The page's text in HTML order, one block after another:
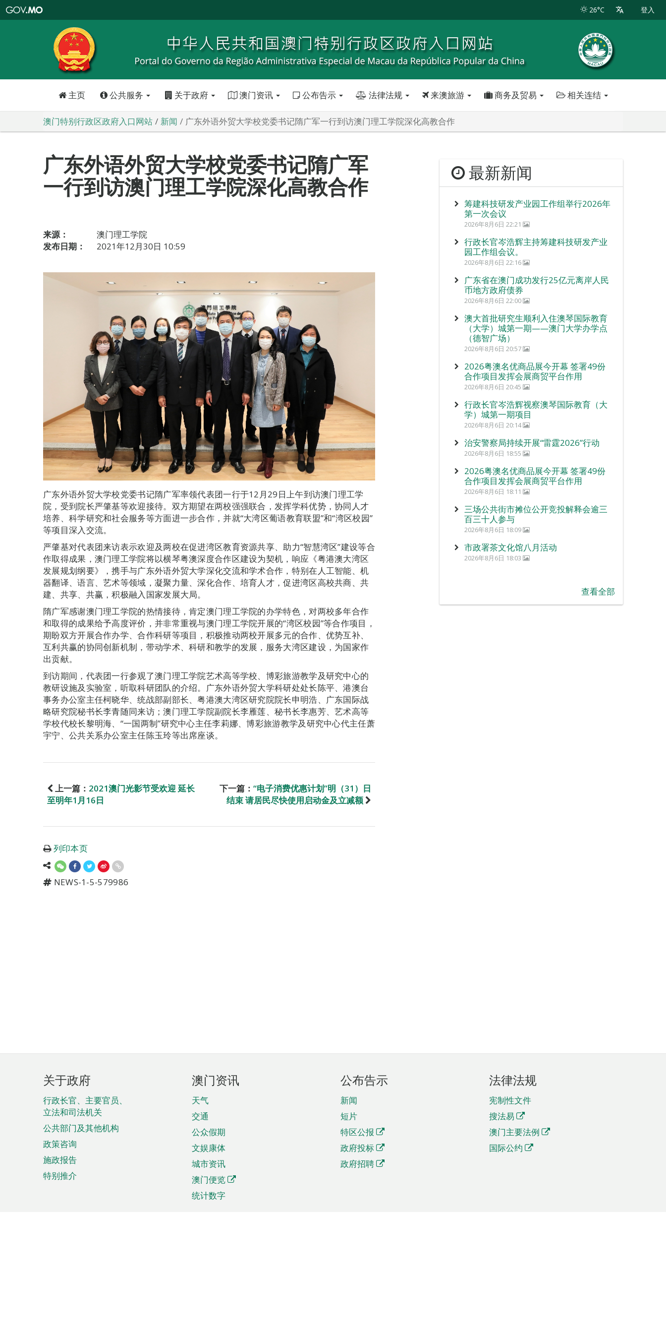
特
政
区
政
口
26°C 登入
主页 公共服务 关于政府 澳门资讯 公布告示 法律法规 来澳旅游 商务及贸易 相关连结
澳门特别行政区政府入口网站 新闻 广东外语外贸大学校党委书记隋广军一行到访澳门理工学院深化高教合作
广东外语外贸大学校党委书记隋广军
一行到访澳门理工学院深化高教合作
来源：
澳门理工学院
发布日期：
2021年12月30日 10:59
广东外语外贸大学校党委书记隋广军率领代表团一行于12月29日上午到访澳门理工学
院，受到院长严肇基等欢迎接待。双方期望在两校强强联合，发挥学科优势，协同人才
培养、科学研究和社会服务等方面进一步合作，并就“大湾区葡语教育联盟”和“湾区校园”
等项目深入交流。
严肇基对代表团来访表示欢迎及两校在促进湾区教育资源共享、助力“智慧湾区”建设等合
作取得成果，澳门理工学院将以横琴粤澳深度合作区建设为契机，响应《粤港澳大湾区
发展规划纲要》，携手与广东外语外贸大学深化交流和学术合作，特别在人工智能、机
器翻译、语言、艺术等领域，凝聚力量、深化合作、培育人才，促进湾区高校共商、共
建、共享、共赢，积极融入国家发展大局。
隋广军感谢澳门理工学院的热情接待，肯定澳门理工学院的办学特色，对两校多年合作
和取得的成果给予高度评价，并非常重视与澳门理工学院开展的“湾区校园”等合作项目，
期盼双方开展合作办学、合作科研等项目，积极推动两校开展多元的合作、优势互补、
互利共赢的协同创新机制，带动学术、科研和教学的发展，服务大湾区建设，为国家作
出贡献。
到访期间，代表团一行参观了澳门理工学院艺术高等学校、博彩旅游教学及研究中心的
教研设施及实验室，听取科研团队的介绍。广东外语外贸大学科研处处长陈平、港澳台
事务办公室主任柯晓华、统战部副部长、粤港澳大湾区研究院院长申明浩、广东国际战
略研究院秘书长李青随同来访；澳门理工学院副院长李雁莲、秘书长李惠芳、艺术高等
学校代校长黎明海、“一国两制”研究中心主任李莉娜、博彩旅游教学及研究中心代主任萧
宇宁、公共关系办公室主任陈玉玲等出席座谈。
上一篇： 2021澳门光影节受欢迎 延长
至明年1月16日
下一篇： “电子消费优惠计划”明（31）日
结束 请居民尽快使用启动金及立减额
列印本页
NEWS-1-5-579986
最新新闻
筹建科技研发产业园工作组举行2026年
第一次会议
2026年8月6日 22:21
行政长官岑浩辉主持筹建科技研发产业
园工作组会议。
2026年8月6日 22:16
广东省在澳门成功发行25亿元离岸人民
币地方政府债券
2026年8月6日 22:00
澳大首批研究生顺利入住澳琴国际教育
（大学）城第一期——澳门大学办学点
（德智广场）
2026年8月6日 20:57
2026粤澳名优商品展今开幕 签署49份
合作项目发挥会展商贸平台作用
2026年8月6日 20:45
行政长官岑浩辉视察澳琴国际教育（大
学）城第一期项目
2026年8月6日 20:14
治安警察局持续开展“雷霆2026”行动
2026年8月6日 18:55
2026粤澳名优商品展今开幕 签署49份
合作项目发挥会展商贸平台作用
2026年8月6日 18:11
三场公共街市摊位公开竞投解释会逾三
百三十人参与
2026年8月6日 18:09
市政署茶文化馆八月活动
2026年8月6日 18:03
查看全部
页
脚
菜
单
关于政府
行政长官、主要官员、
立法和司法机关
公共部门及其他机构
政策咨询
施政报告
特别推介
澳门资讯
天气
交通
公众假期
文娱康体
城市资讯
澳门便览
统计数字
公布告示
新闻
短片
特区公报
政府投标
政府招聘
法律法规
宪制性文件
搜法易
澳门主要法例
国际公约